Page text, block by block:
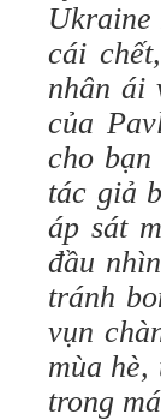
Ukraine
cái
nhân ái
của
cho bạn
tác giả
áp sát
đầu
tránh
vụn
mùa hè,
trong